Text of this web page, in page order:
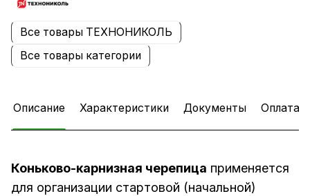
Все товары ТЕХНОНИКОЛЬ
Все товары категории
Описание Характеристики Документы Оплата
Коньково-карнизная черепица применяется
для организации стартовой (начальной)